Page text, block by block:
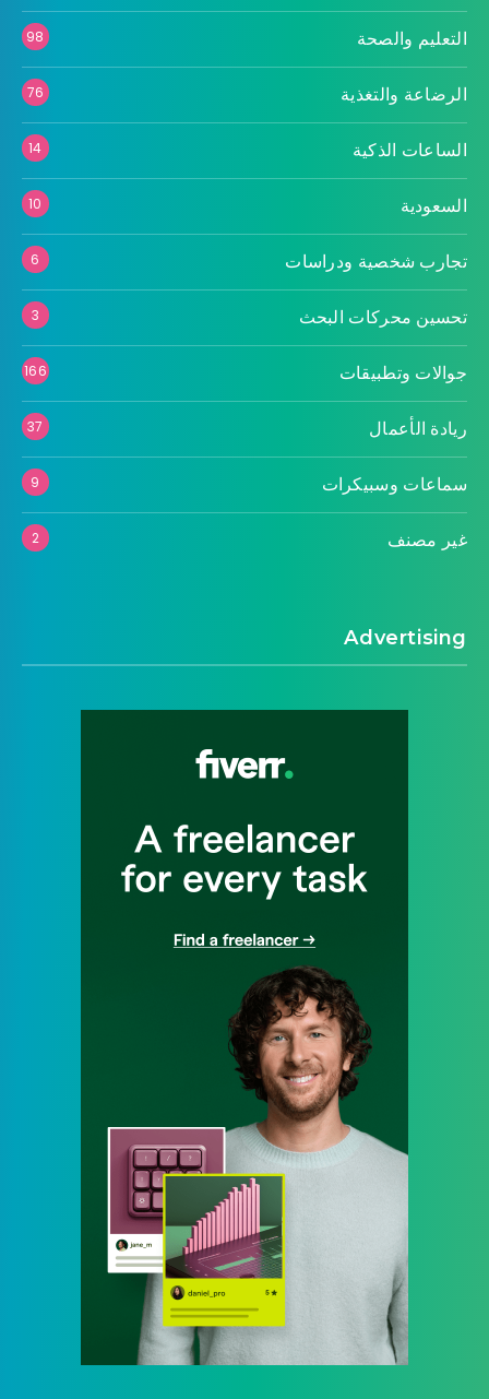
التعليم والصحة 98
الرضاعة والتغذية 76
الساعات الذكية 14
السعودية 10
تجارب شخصية ودراسات 6
تحسين محركات البحث 3
جوالات وتطبيقات 166
ريادة الأعمال 37
سماعات وسبيكرات 9
غير مصنف 2
Advertising